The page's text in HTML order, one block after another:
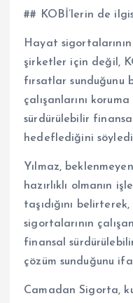
## KOBİ’lerin de
Hayat
şirketler için değil,
fırsatlar sunduğunu
çalışanlarını
sürdürülebilir
hedeflediğini
Yılmaz,
hazırlıklı olmanın
taşıdığını
sigortalarının
finansal
çözüm sunduğunu
Camadan Sigorta,